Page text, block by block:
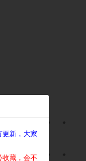
更新，大家
藏，会不